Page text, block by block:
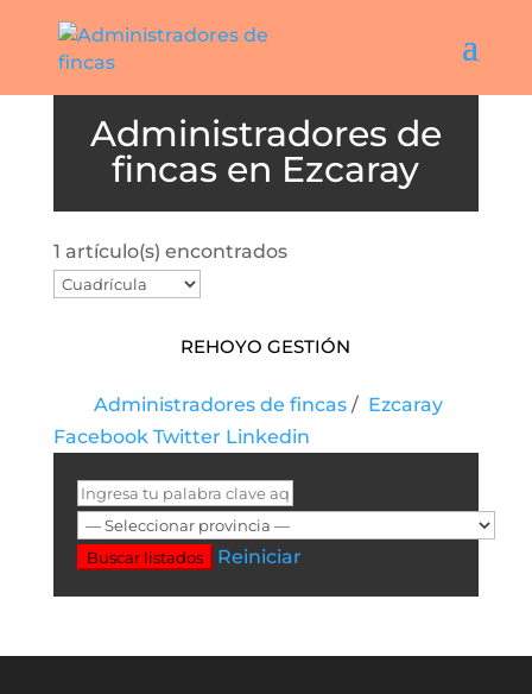
Ezcaray
1 artículo(s) encontrados
Rehoyo Gestión
Administradores de fincas/ Ezcaray
Facebook Twitter Linkedin
Buscar listados Reiniciar